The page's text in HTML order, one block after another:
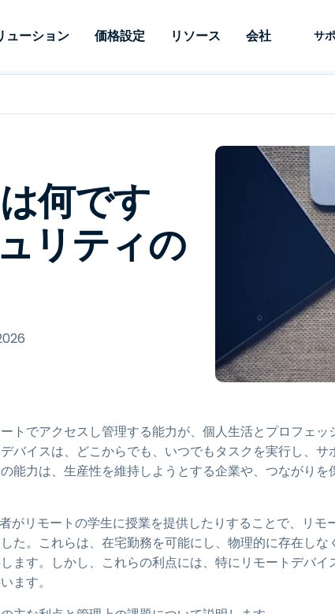
ンとして利
ンプレミス
用可能で
と制御を提供し、ITプロフ
ェッショナルがデバイスを
リモートで監視、管理、保
護できるようにします。
レードのリモ
とリモートサ
プレミスオプ
可能です。
ューション
キュ
Intuneをさらに強力に
リスクとコンプライアンス
RDP/VPNの代替製品
VDI/DaaSの代替製品
RDP/SSH/VNCによるリモー
エンドポイントセキュリティ
すべてのニーズについて詳し
メディア
ント
医療
小売り
政府お
アーキ
財務・会
すべて
価格設定 リソース
競合他社との比較
データシート
デモ動画
ウェビナー
メディア
ント
MSP
小売り
テクノロ
すべて
会社
顧客
サ
システム
何です
リティの
トでアクセスし管理する能力が、個人生活とプロフェッ
バイスは、どこからでも、いつでもタスクを実行し、サ
能力は、生産性を維持しようとする企業や、つながりを
がリモートの学生に授業を提供したりすることで、リモ
た。これらは、在宅勤務を可能にし、物理的に存在しな
ます。しかし、これらの利点には、特にリモートデバイ
ます。